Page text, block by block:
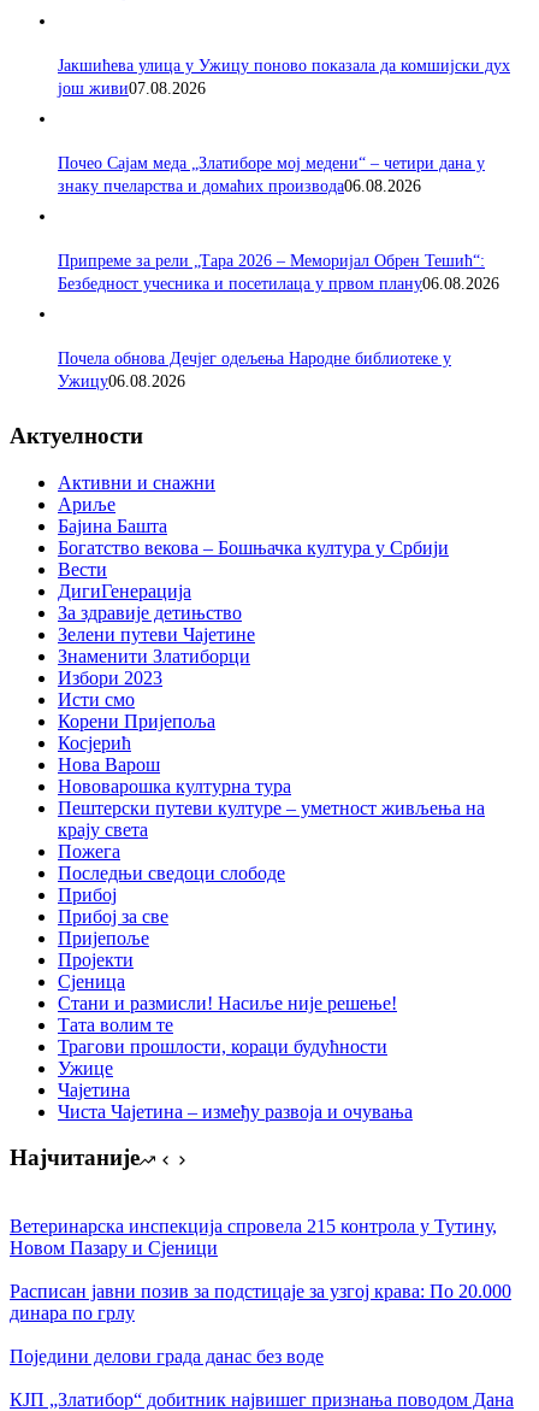
Јакшићева улица у Ужицу поново показала да комшијски дух
још живи07.08.2026
Почео Сајам меда „Златиборе мој медени“ – четири дана у
знаку пчеларства и домаћих производа06.08.2026
Припреме за рели „Тара 2026 – Меморијал Обрен Тешић“:
Безбедност учесника и посетилаца у првом плану06.08.2026
Почела обнова Дечјег одељења Народне библиотеке у
Ужицу06.08.2026
Актуелности
Активни и снажни
Ариље
Бајина Башта
Богатство векова – Бошњачка култура у Србији
Вести
ДигиГенерација
За здравије детињство
Зелени путеви Чајетине
Знаменити Златиборци
Избори 2023
Исти смо
Корени Пријепоља
Косјерић
Нова Варош
Нововарошка културна тура
Пештерски путеви културе – уметност живљења на
крају света
Пожега
Последњи сведоци слободе
Прибој
Прибој за све
Пријепоље
Пројекти
Сјеница
Стани и размисли! Насиље није решење!
Тата волим те
Трагови прошлости, кораци будућности
Ужице
Чајетина
Чиста Чајетина – између развоја и очувања
Најчитаније
Ветеринарска инспекција спровела 215 контрола у Тутину,
Новом Пазару и Сјеници
Расписан јавни позив за подстицаје за узгој крава: По 20.000
динара по грлу
Поједини делови града данас без воде
КЈП „Златибор“ добитник највишег признања поводом Дана